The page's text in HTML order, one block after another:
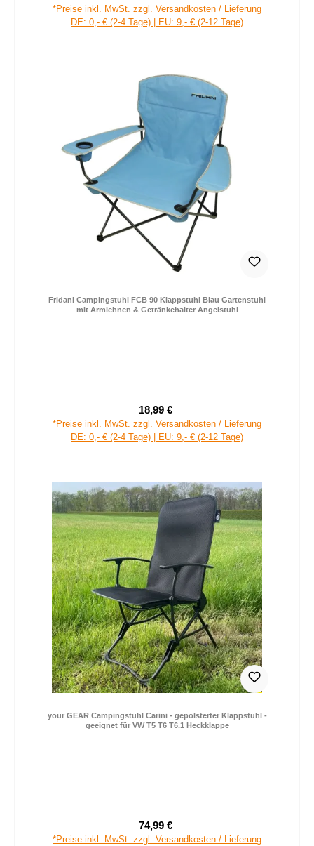
*Preise inkl. MwSt. zzgl. Versandkosten / Lieferung
DE: 0,- € (2-4 Tage) | EU: 9,- € (2-12 Tage)
Fridani Campingstuhl FCB 90 Klappstuhl Blau Gartenstuhl
mit Armlehnen & Getränkehalter Angelstuhl
Verkaufspreis:
18,99 €
*Preise inkl. MwSt. zzgl. Versandkosten / Lieferung
DE: 0,- € (2-4 Tage) | EU: 9,- € (2-12 Tage)
your GEAR Campingstuhl Carini - gepolsterter Klappstuhl -
geeignet für VW T5 T6 T6.1 Heckklappe
Verkaufspreis:
74,99 €
*Preise inkl. MwSt. zzgl. Versandkosten / Lieferung